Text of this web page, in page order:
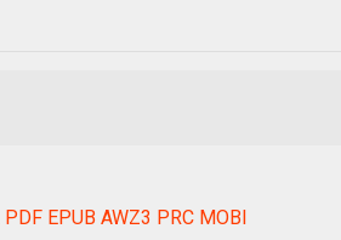
EPUB AWZ3 PRC MOBI